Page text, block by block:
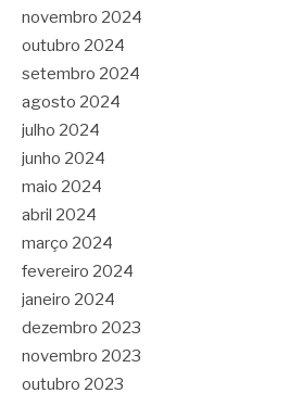
novembro 2024
outubro 2024
setembro 2024
agosto 2024
julho 2024
junho 2024
maio 2024
abril 2024
março 2024
fevereiro 2024
janeiro 2024
dezembro 2023
novembro 2023
outubro 2023